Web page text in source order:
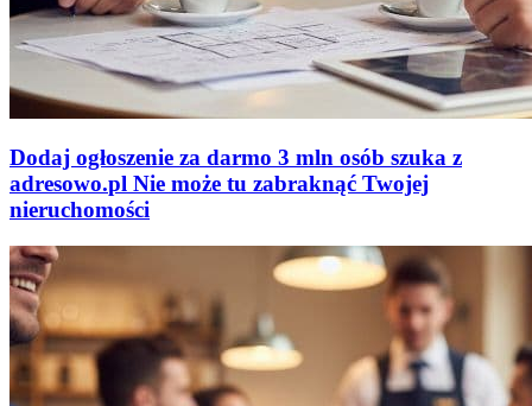
Dodaj ogłoszenie za darmo 3 mln osób szuka z
adresowo.pl Nie może tu zabraknąć Twojej
nieruchomości